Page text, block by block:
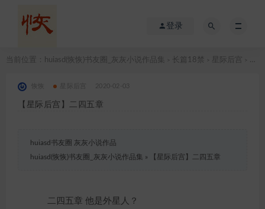
登录
当前位置： huiasd(恢恢)书友圈_灰灰小说作品集 长篇18禁 星际后宫
2020-02-03
【星际后宫】二四五章
huiasd书友圈 灰灰小说作品
huiasd(恢恢)书友圈_灰灰小说作品集 » 【星际后宫】二四五章
二四五章 他是外星人？